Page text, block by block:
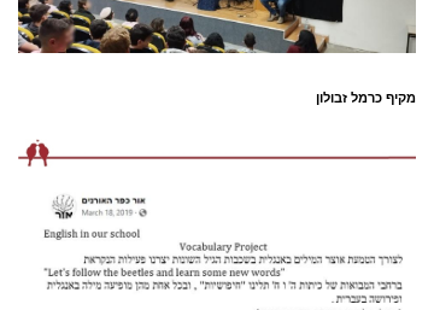
מקיף כרמל זבולון